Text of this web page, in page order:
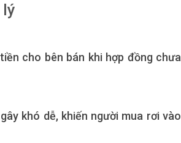
cho bên bán khi hợp đồng chưa
khó dễ, khiến người mua rơi vào